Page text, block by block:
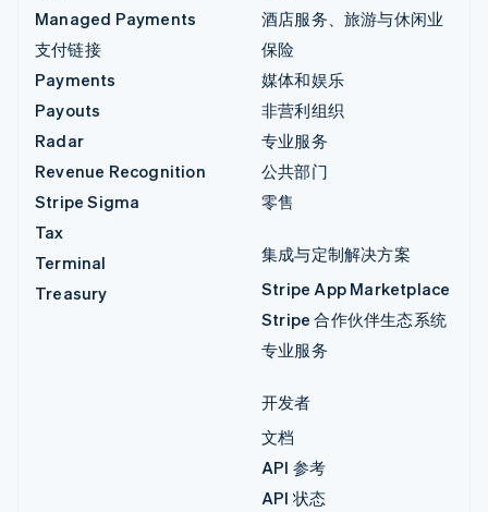
Managed Payments
支付链接
Payments
Payouts
Radar
Revenue Recognition
Stripe Sigma
Tax
Terminal
Treasury
酒店服务、旅游与休闲业
保险
媒体和娱乐
非营利组织
专业服务
公共部门
零售
集成与定制解决方案
Stripe App Marketplace
Stripe 合作伙伴生态系统
专业服务
开发者
文档
API 参考
API 状态